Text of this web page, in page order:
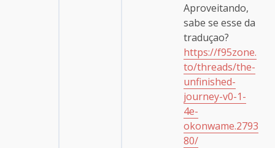
Aproveitando,
sabe se esse da
traduçao?
https://f95zone.
to/threads/the-
unfinished-
journey-v0-1-
4e-
okonwame.2793
80/